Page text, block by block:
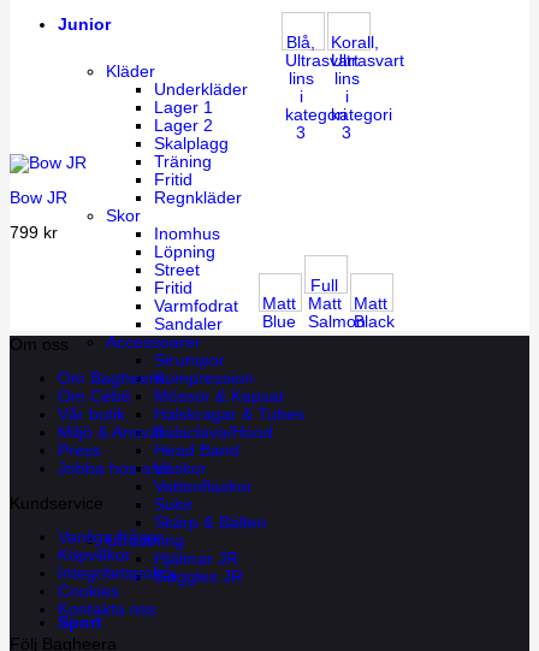
Junior
Kläder
Underkläder
Lager 1
Lager 2
Skalplagg
Träning
Fritid
Regnkläder
Skor
Inomhus
Löpning
Street
Fritid
Varmfodrat
Sandaler
Accessoarer
Strumpor
Kompression
Mössor & Kepsar
Halskragar & Tubes
Balaclava/Hood
Head Band
Väskor
Vattenflaskor
Sulor
Skärp & Bälten
Utrustning
Hjälmar JR
Goggles JR
Sport
Blå,
Ultrasvart
lins
i
kategori
3
Korall,
Ultrasvart
lins
i
kategori
3
Bow JR
799 kr
Matt
Blue
Full
Matt
Salmon
Matt
Black
Om oss
Om Bagheera
Om Cébé
Vår butik
Miljö & Ansvar
Press
Jobba hos oss
Kundservice
Vanliga frågor
Köpvillkor
Integritetspolicy
Cookies
Kontakta oss
Följ Bagheera